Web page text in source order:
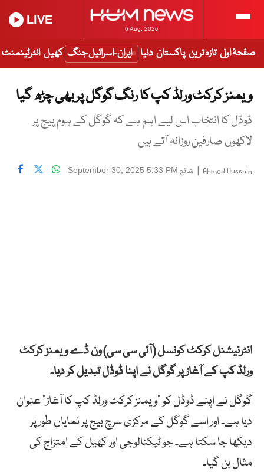
6 Aug, 2026
LIVE
صفحۂ اول تازہ ترین پاکستان دنیا ایران-اسرائیل جنگ کھیل انٹرٹینمنٹ
ویمنز کرکٹ ورلڈ کپ کا رنگ گوگل پر بھی چڑھ گیا
ڈوڈل کا انتخاب اس لیے اہم ہے کہ گوگل کے ہوم پیج پر
لاکھوں صارفین روزانہ آتے ہیں
Ahmed Hussain
| شائع September 30, 2025 5:33 PM
انٹرنیشنل کرکٹ کونسل (آئی سی سی) ون ڈے ویمنز کرکٹ
ورلڈ کپ کے آغاز پر گوگل نے اپنا ڈوڈل تبدیل کر دیا۔
گوگل نے اپنے ڈوڈل کو “ویمنز کرکٹ ورلڈ کپ کا آغاز” عنوان
دیا ہے۔ اور اسے گوگل کے مرکزی سرچ بیج پر نمایاں طور پر
دیکھا جا سکتا ہے۔ جو ٹیکنالوجی اور کھیل کے امتزاج کی
مثال بن گیا۔